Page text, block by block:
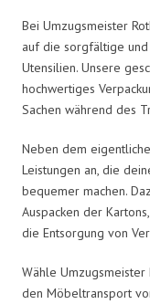
Bei Umzugsmeister
auf die sorgfältige
Utensilien. Unsere
hochwertiges
Sachen während des
Neben dem
Leistungen an, die
bequemer machen.
Auspacken der
die Entsorgung von
Wähle
den Möbeltransport